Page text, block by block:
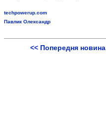
techpowerup.com
Павлик Олександр
<< Попередня новина